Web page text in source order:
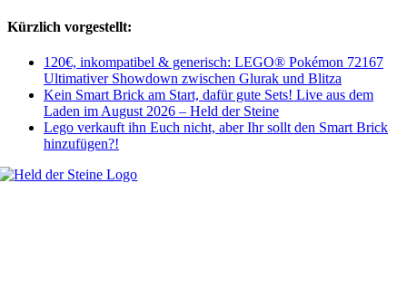
Kürzlich vorgestellt:
120€, inkompatibel & generisch: LEGO® Pokémon 72167
Ultimativer Showdown zwischen Glurak und Blitza
Kein Smart Brick am Start, dafür gute Sets! Live aus dem
Laden im August 2026 – Held der Steine
Lego verkauft ihn Euch nicht, aber Ihr sollt den Smart Brick
hinzufügen?!